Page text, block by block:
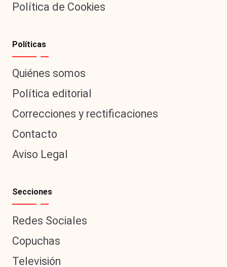
Política de Cookies
Políticas
Quiénes somos
Política editorial
Correcciones y rectificaciones
Contacto
Aviso Legal
Secciones
Redes Sociales
Copuchas
Televisión